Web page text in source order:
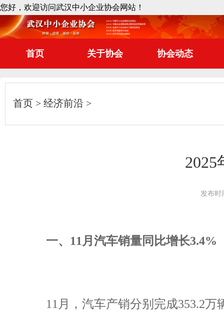
您好，欢迎访问武汉中小企业协会网站！
首页 关于协会 协会动态
首页 经济前沿
发布时
一、11月汽车销量同比增长3.4%
11月，汽车产销分别完成353.2万